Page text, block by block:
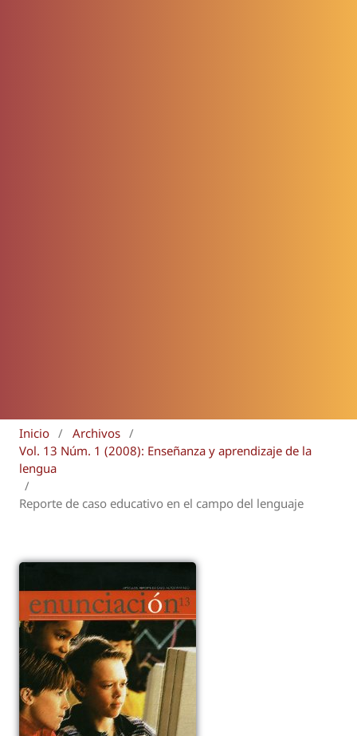
Inicio / Archivos /
Vol. 13 Núm. 1 (2008): Enseñanza y aprendizaje de la
lengua
/
Reporte de caso educativo en el campo del lenguaje